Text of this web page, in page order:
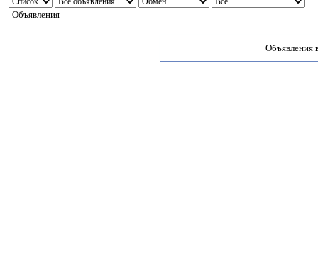
Объявления
Объявления